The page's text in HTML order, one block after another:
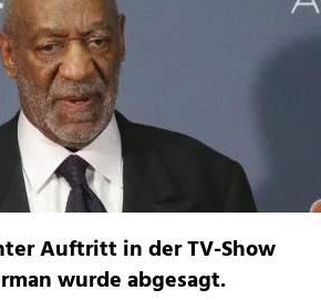
Auftritt in der TV-Show
wurde abgesagt.